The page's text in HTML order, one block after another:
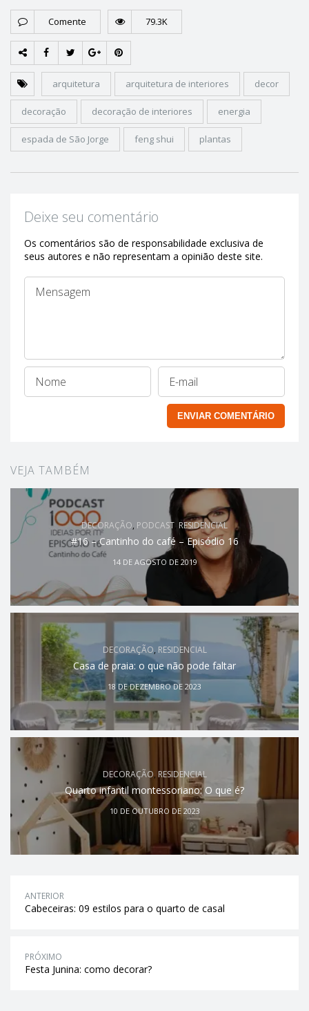
Comente 79.3K
arquitetura arquitetura de interiores decor
decoração decoração de interiores energia
espada de São Jorge feng shui plantas
Deixe seu comentário
Os comentários são de responsabilidade exclusiva de
seus autores e não representam a opinião deste site.
VEJA TAMBÉM
DECORAÇÃO, PODCAST, RESIDENCIAL
#16 – Cantinho do café – Episódio 16
14 DE AGOSTO DE 2019
DECORAÇÃO, RESIDENCIAL
Casa de praia: o que não pode faltar
18 DE DEZEMBRO DE 2023
DECORAÇÃO, RESIDENCIAL
Quarto infantil montessoriano: O que é?
10 DE OUTUBRO DE 2023
ANTERIOR
Cabeceiras: 09 estilos para o quarto de casal
PRÓXIMO
Festa Junina: como decorar?